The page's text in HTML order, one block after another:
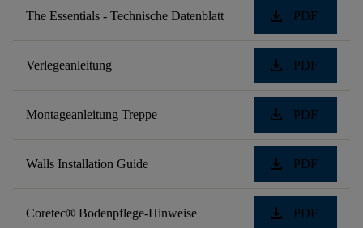
The Essentials - Technische Datenblatt download PDF
Verlegeanleitung download PDF
Montageanleitung Treppe download PDF
Walls Installation Guide download PDF
Coretec® Bodenpflege-Hinweise download PDF